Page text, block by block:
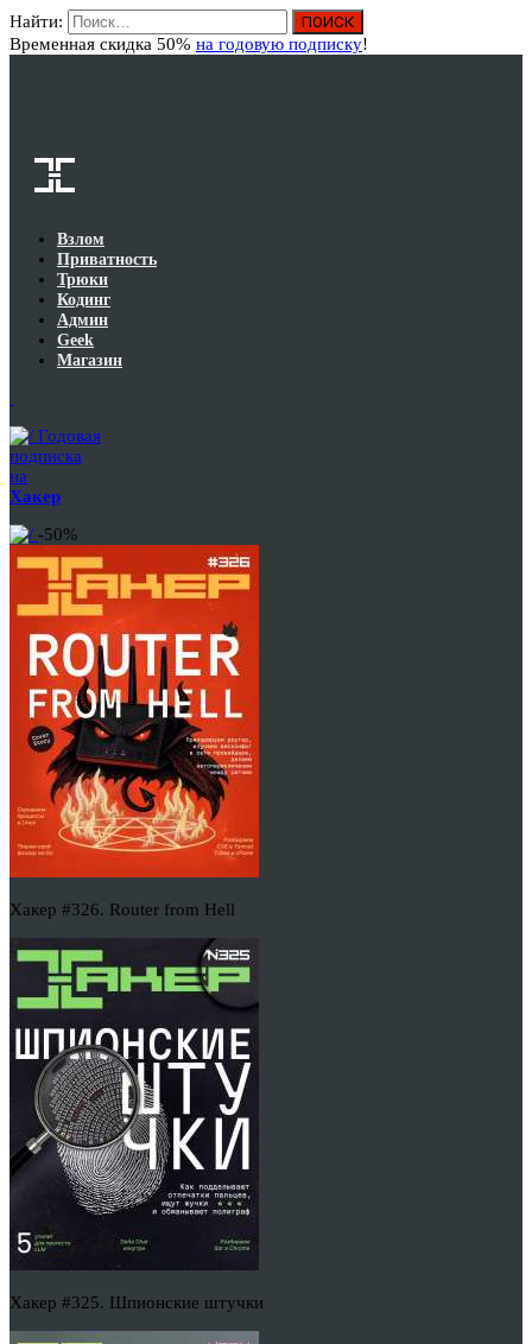
Найти:
Временная скидка 50% на годовую подписку!
Взлом
Приватность
Трюки
Кодинг
Админ
Geek
Магазин
Годовая
подписка
на
Хакер
-50%
Хакер #326. Router from Hell
Хакер #325. Шпионские штучки